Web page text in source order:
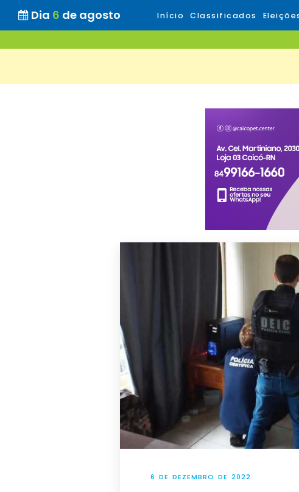
Dia 6 de agosto Início Classificados
6 DE DEZEMBRO DE 2022